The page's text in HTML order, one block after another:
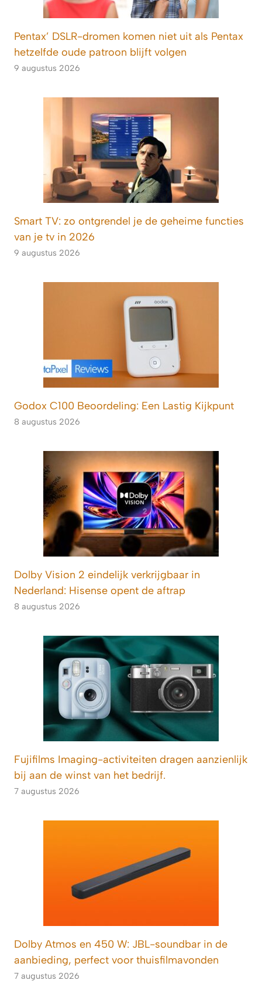
Pentax’ DSLR-dromen komen niet uit als Pentax
hetzelfde oude patroon blijft volgen
9 augustus 2026
Smart TV: zo ontgrendel je de geheime functies
van je tv in 2026
9 augustus 2026
Godox C100 Beoordeling: Een Lastig Kijkpunt
8 augustus 2026
Dolby Vision 2 eindelijk verkrijgbaar in
Nederland: Hisense opent de aftrap
8 augustus 2026
Fujifilms Imaging-activiteiten dragen aanzienlijk
bij aan de winst van het bedrijf.
7 augustus 2026
Dolby Atmos en 450 W: JBL-soundbar in de
aanbieding, perfect voor thuisfilmavonden
7 augustus 2026